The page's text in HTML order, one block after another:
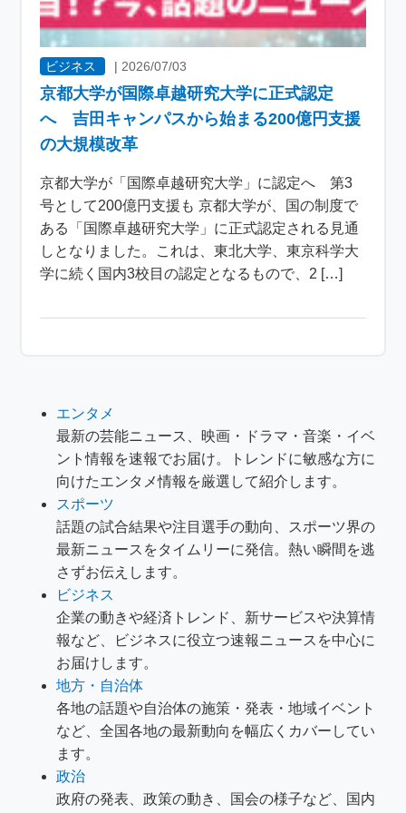
ビジネス |2026/07/03
京都大学が国際卓越研究大学に正式認定
へ 吉田キャンパスから始まる200億円支援
の大規模改革
京都大学が「国際卓越研究大学」に認定へ 第3
号として200億円支援も 京都大学が、国の制度で
ある「国際卓越研究大学」に正式認定される見通
しとなりました。これは、東北大学、東京科学大
学に続く国内3校目の認定となるもので、2 […]
エンタメ
最新の芸能ニュース、映画・ドラマ・音楽・イベ
ント情報を速報でお届け。トレンドに敏感な方に
向けたエンタメ情報を厳選して紹介します。
スポーツ
話題の試合結果や注目選手の動向、スポーツ界の
最新ニュースをタイムリーに発信。熱い瞬間を逃
さずお伝えします。
ビジネス
企業の動きや経済トレンド、新サービスや決算情
報など、ビジネスに役立つ速報ニュースを中心に
お届けします。
地方・自治体
各地の話題や自治体の施策・発表・地域イベント
など、全国各地の最新動向を幅広くカバーしてい
ます。
政治
政府の発表、政策の動き、国会の様子など、国内